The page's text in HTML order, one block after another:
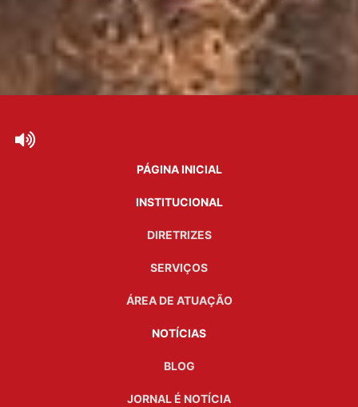
PÁGINA INICIAL
INSTITUCIONAL
DIRETRIZES
SERVIÇOS
ÁREA DE ATUAÇÃO
NOTÍCIAS
BLOG
JORNAL É NOTÍCIA